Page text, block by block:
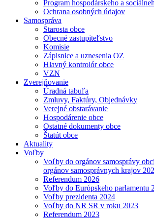
Program hospodárskeho a
Ochrana osobných údajov
Samospráva
Starosta obce
Obecné zastupiteľstvo
Komisie
Zápisnice a uznesenia OZ
Hlavný kontrolór obce
VZN
Zverejňovanie
Úradná tabuľa
Zmluvy, Faktúry, Objednávky
Verejné obstarávanie
Hospodárenie obce
Ostatné dokumenty obce
Štatút obce
Aktuality
Voľby
Voľby do orgánov samosprávy
orgánov samosprávnych krajov
Referendum 2026
Voľby do Európskeho parlamentu
Voľby prezidenta 2024
Voľby do NR SR v roku 2023
Referendum 2023